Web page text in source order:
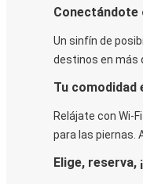
Conectándote
Un sinfín de
destinos en más
Tu comodidad
Relájate con Wi-
para las piernas.
Elige, reserva,